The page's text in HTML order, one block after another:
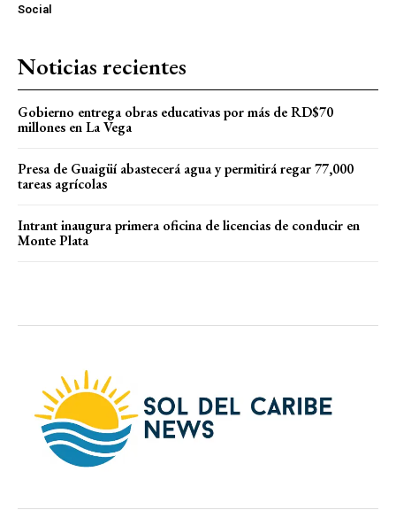
Social
Noticias recientes
Gobierno entrega obras educativas por más de RD$70
millones en La Vega
Presa de Guaigüí abastecerá agua y permitirá regar 77,000
tareas agrícolas
Intrant inaugura primera oficina de licencias de conducir en
Monte Plata